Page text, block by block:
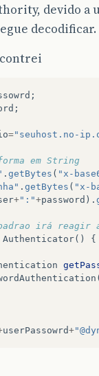
devido
decodificar.
;
;
="seuhost.no-
em String
. getBytes ( "x-
. getBytes ( "x-
+":"+password ).
irá reagir
Authenticator()
{
userPassowrd+